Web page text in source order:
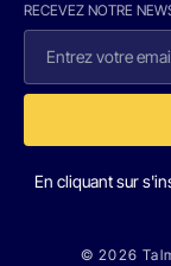
RECEVEZ NOTRE
En cliquant sur
© 2026